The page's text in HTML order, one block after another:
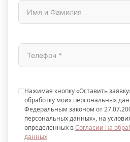
Нажимая кнопку «Оставить
обработку моих персональных
Федеральным законом от
персональных данных», на
определенных вСогласии на
данных